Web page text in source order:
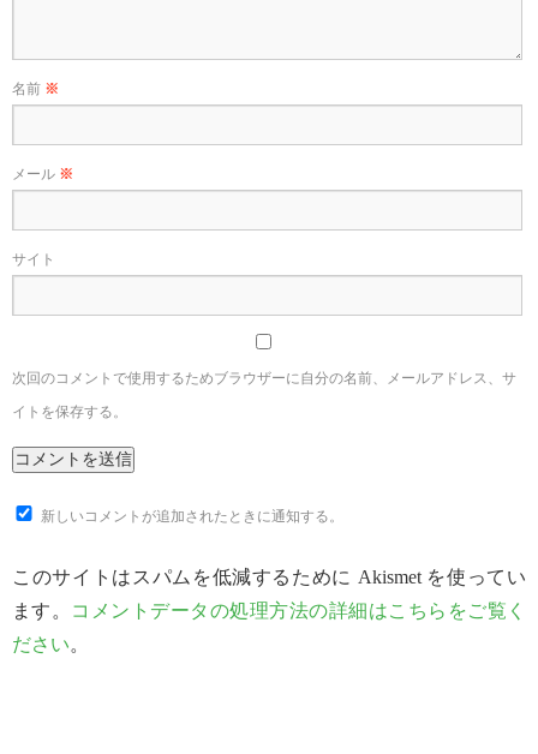
名前 ※
メール ※
サイト
次回のコメントで使用するためブラウザーに自分の名前、メールアドレス、サ
イトを保存する。
新しいコメントが追加されたときに通知する。
このサイトはスパムを低減するために Akismet を使ってい
ます。 コメントデータの処理方法の詳細はこちらをご覧く
ださい。